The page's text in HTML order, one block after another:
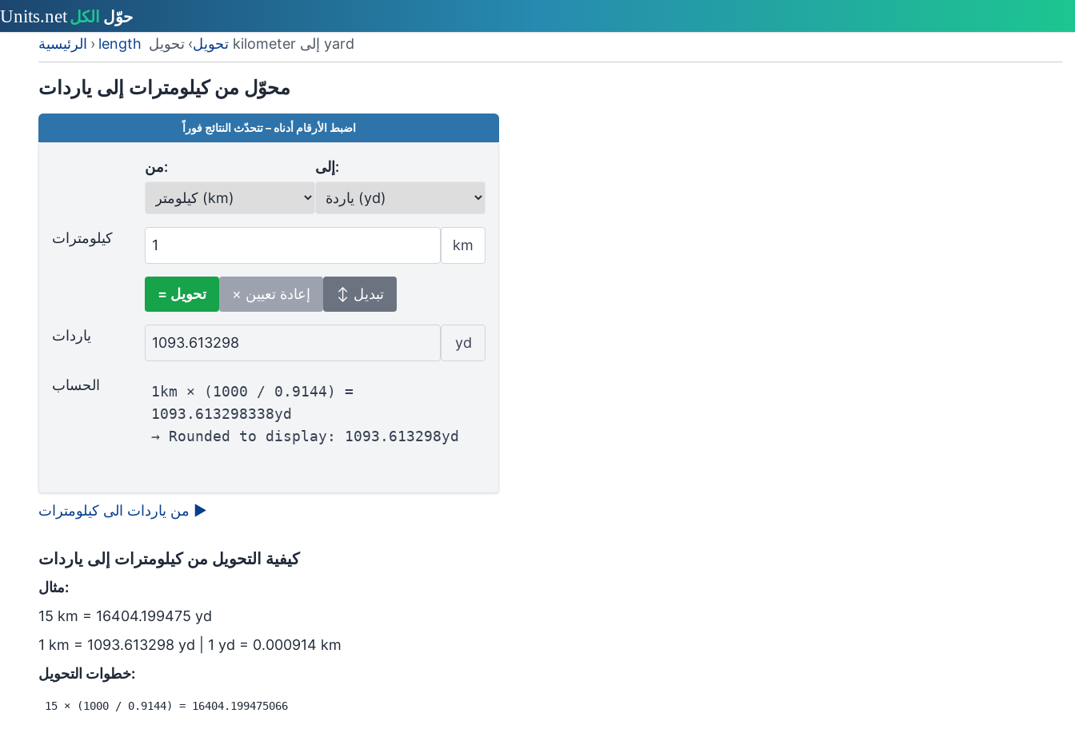
الرئيسية › length تحويل› تحويل kilometer إلى yard
محوّل من كيلومترات إلى ياردات
اضبط الأرقام أدناه – تتحدّث النتائج فوراً
من: إلى:
كيلومترات km
= تحويل × إعادة تعيين ↕ تبديل
ياردات 1093.613298 yd
الحساب
1km × (1000 / 0.9144) =
1093.613298338yd
→ Rounded to display: 1093.613298yd
من ياردات الى كيلومترات ▶
كيفية التحويل من كيلومترات إلى ياردات
مثال:
15 km = 16404.199475 yd
1 km = 1093.613298 yd | 1 yd = 0.000914 km
خطوات التحويل:
15 × (1000 / 0.9144) = 16404.199475066